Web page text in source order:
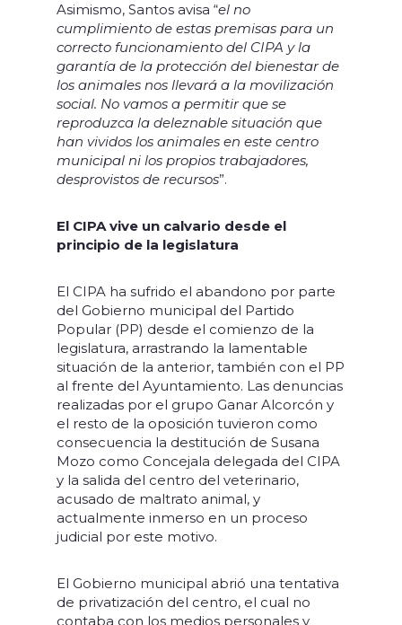
Asimismo, Santos avisa “el no
cumplimiento de estas premisas para un
correcto funcionamiento del CIPA y la
garantía de la protección del bienestar de
los animales nos llevará a la movilización
social. No vamos a permitir que se
reproduzca la deleznable situación que
han vividos los animales en este centro
municipal ni los propios trabajadores,
desprovistos de recursos”.
El CIPA vive un calvario desde el
principio de la legislatura
El CIPA ha sufrido el abandono por parte
del Gobierno municipal del Partido
Popular (PP) desde el comienzo de la
legislatura, arrastrando la lamentable
situación de la anterior, también con el PP
al frente del Ayuntamiento. Las denuncias
realizadas por el grupo Ganar Alcorcón y
el resto de la oposición tuvieron como
consecuencia la destitución de Susana
Mozo como Concejala delegada del CIPA
y la salida del centro del veterinario,
acusado de maltrato animal, y
actualmente inmerso en un proceso
judicial por este motivo.
El Gobierno municipal abrió una tentativa
de privatización del centro, el cual no
contaba con los medios personales y